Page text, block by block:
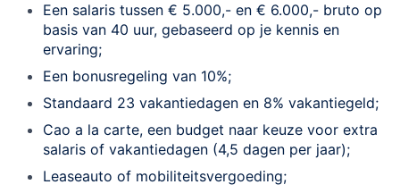
Een salaris tussen € 5.000,- en € 6.000,- bruto op
basis van 40 uur, gebaseerd op je kennis en
ervaring;
Een bonusregeling van 10%;
Standaard 23 vakantiedagen en 8% vakantiegeld;
Cao a la carte, een budget naar keuze voor extra
salaris of vakantiedagen (4,5 dagen per jaar);
Leaseauto of mobiliteitsvergoeding;